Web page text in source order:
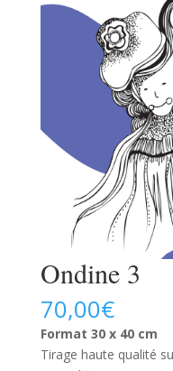
Ondine 3
70,00€
Format 30 x 40 cm
Tirage haute qualité